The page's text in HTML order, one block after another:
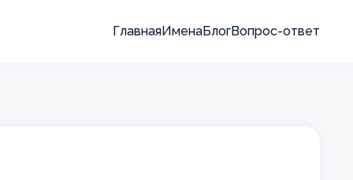
ГлавнаяИменаБлогВопрос-ответ